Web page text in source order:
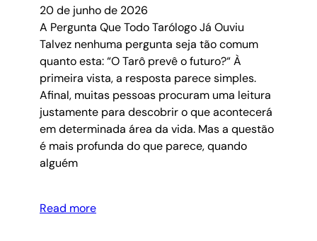
20 de junho de 2026
A Pergunta Que Todo Tarólogo Já Ouviu
Talvez nenhuma pergunta seja tão comum
quanto esta: “O Tarô prevê o futuro?“ À
primeira vista, a resposta parece simples.
Afinal, muitas pessoas procuram uma leitura
justamente para descobrir o que acontecerá
em determinada área da vida. Mas a questão
é mais profunda do que parece, quando
alguém
Read more